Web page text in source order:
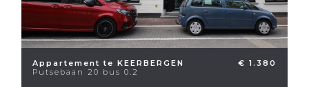
Appartement te KEERBERGEN
Putsebaan 20 bus 0.2
€ 1.380